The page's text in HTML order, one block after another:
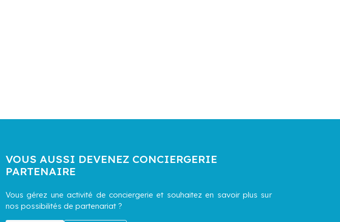
VOUS AUSSI DEVENEZ CONCIERGERIE
PARTENAIRE
Vous gérez une activité de conciergerie et souhaitez en savoir plus sur
nos possibilités de partenariat ?